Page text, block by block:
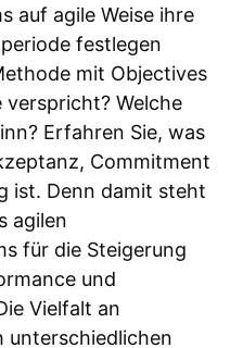
auf agile Weise ihre
festlegen
mit Objectives
verspricht? Welche
Erfahren Sie, was
Commitment
ist. Denn damit steht
agilen
für die Steigerung
und
Vielfalt an
unterschiedlichen